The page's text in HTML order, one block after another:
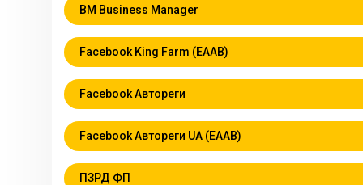
BM Business Manager
Facebook King Farm (EAAB)
Facebook Автореги
Facebook Автореги UA (EAAB)
ПЗРД ФП